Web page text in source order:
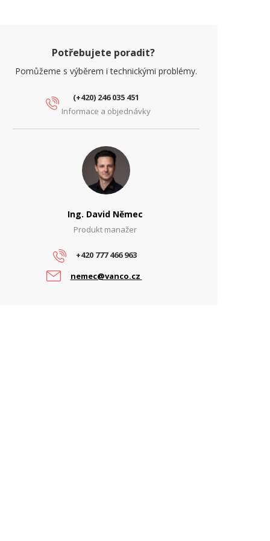
SNMP Ano
Šířka kanálu (MHz)
PARAMETRY BEZDRÁT
Potřebujete poradit?
Pomůžeme s výběrem i technickými problémy.
(+420) 246 035 451
Informace a objednávky
Ing. David Němec
Produkt manažer
+420 777 466 963
nemec@vanco.cz